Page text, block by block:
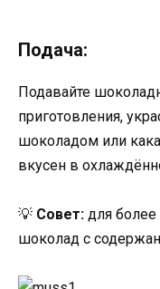
Подача:
Подавайте
приготовления,
шоколадом или
вкусен в
💡 Совет: для более
шоколад с